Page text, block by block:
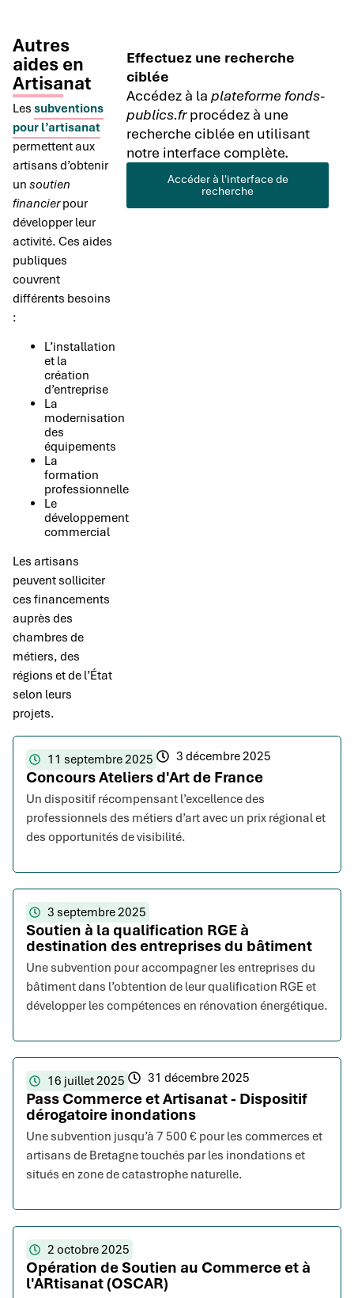
Autres
aides en
Artisanat
Les subventions
pour l’artisanat
permettent aux
artisans d’obtenir
un soutien
financierpour
développer leur
activité. Ces aides
publiques
couvrent
différents besoins
:
L’installation
et la
création
d’entreprise
La
modernisation
des
équipements
La
formation
professionnelle
Le
développement
commercial
Les artisans
peuvent solliciter
ces financements
auprès des
chambres de
métiers, des
régions et de l’État
selon leurs
projets.
Effectuez une recherche
ciblée
Accédez à laplateforme fonds-
publics.frprocédez à une
recherche ciblée en utilisant
notre interface complète.
Accéder à l'interface de
recherche
11 septembre 2025 3 décembre 2025
Concours Ateliers d'Art de France
Un dispositif récompensant l’excellence des
professionnels des métiers d’art avec un prix régional et
des opportunités de visibilité.
3 septembre 2025
Soutien à la qualification RGE à
destination des entreprises du bâtiment
Une subvention pour accompagner les entreprises du
bâtiment dans l’obtention de leur qualification RGE et
développer les compétences en rénovation énergétique.
16 juillet 2025 31 décembre 2025
Pass Commerce et Artisanat - Dispositif
dérogatoire inondations
Une subvention jusqu’à 7 500 € pour les commerces et
artisans de Bretagne touchés par les inondations et
situés en zone de catastrophe naturelle.
2 octobre 2025
Opération de Soutien au Commerce et à
l'ARtisanat (OSCAR)